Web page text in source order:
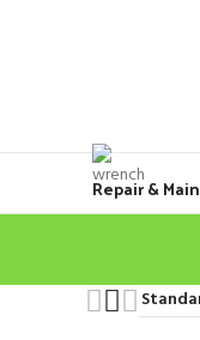
Repair &